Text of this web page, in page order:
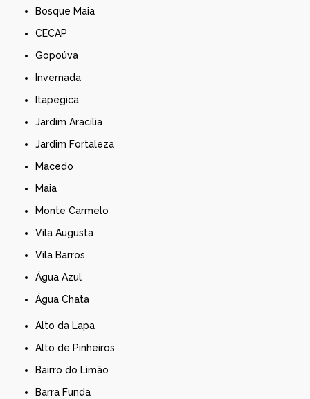
Bosque Maia
CECAP
Gopoúva
Invernada
Itapegica
Jardim Aracília
Jardim Fortaleza
Macedo
Maia
Monte Carmelo
Vila Augusta
Vila Barros
Água Azul
Água Chata
Alto da Lapa
Alto de Pinheiros
Bairro do Limão
Barra Funda